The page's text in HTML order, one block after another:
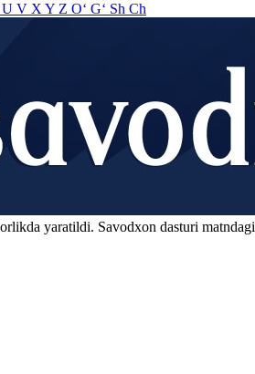
U V XY Z O‘ G‘ Sh Ch
yaratildi. Savodxon dasturi